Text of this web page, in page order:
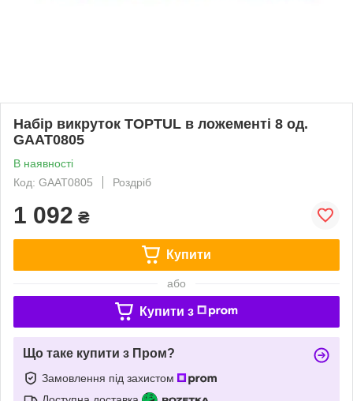
Набір викруток TOPTUL в ложементі 8 од.
GAAT0805
В наявності
Код: GAAT0805
Роздріб
1 092 ₴
Купити
або
Купити з
Що таке купити з Пром?
Замовлення під захистом